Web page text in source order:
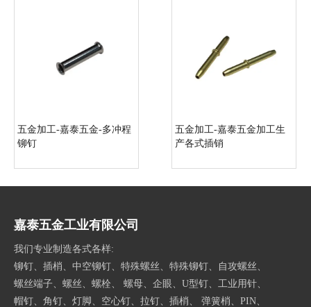
五金加工-嘉泰五金-多冲程
铆钉
五金加工-嘉泰五金加工生
产各式插销
嘉泰五金工业有限公司
我们专业制造各式各样:
铆钉、插梢、中空铆钉、特殊螺丝、特殊铆钉、自攻螺丝、
螺丝端子、螺丝、螺栓、 螺母、企眼、U型钉、工业用针、
帽钉、角钉、灯脚、空心钉、拉钉、插梢、 弹簧梢、PIN、